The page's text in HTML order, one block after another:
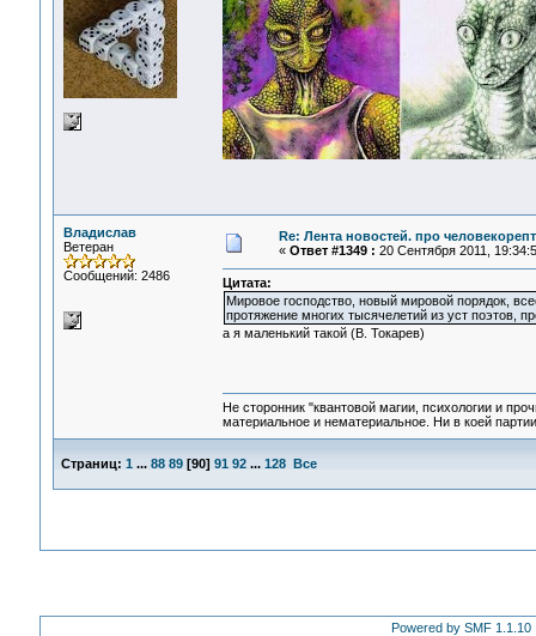
Владислав
Ветеран
Сообщений: 2486
Re: Лента новостей. про
« Ответ #1349 : 20 Сентября 2011,
Цитата:
Мировое господство, новый мировой порядок,
протяжение многих тысячелетий из уст поэтов,
а я маленький такой (В. Токарев)
Не сторонник "квантовой магии, психологии и
материальное и нематериальное. Ни в коей
Страниц: 1 ... 88 89[90] 91 92 ... 128 Все
Powered by SMF 1.1.10